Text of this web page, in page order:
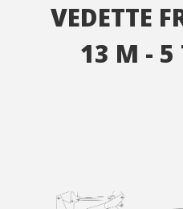
VEDETTE
13 M - 5